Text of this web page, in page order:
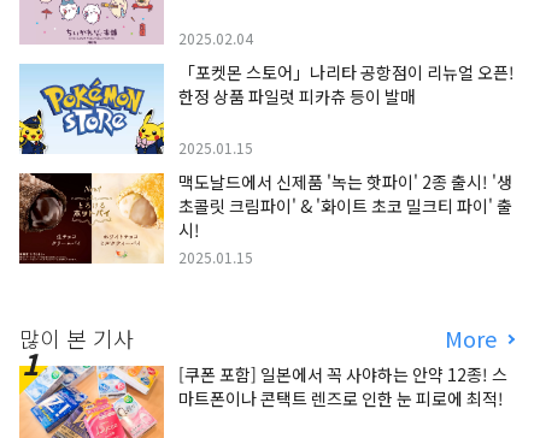
2025.02.04
「포켓몬 스토어」나리타 공항점이 리뉴얼 오픈!
한정 상품 파일럿 피카츄 등이 발매
2025.01.15
맥도날드에서 신제품 '녹는 핫파이' 2종 출시! '생
초콜릿 크림파이' & '화이트 초코 밀크티 파이' 출
시!
2025.01.15
많이 본 기사 More
[쿠폰 포함] 일본에서 꼭 사야하는 안약 12종! 스
마트폰이나 콘택트 렌즈로 인한 눈 피로에 최적!